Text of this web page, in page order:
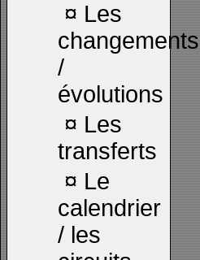
¤ Les
changements
/
évolutions
¤ Les
transferts
¤ Le
calendrier
/ les